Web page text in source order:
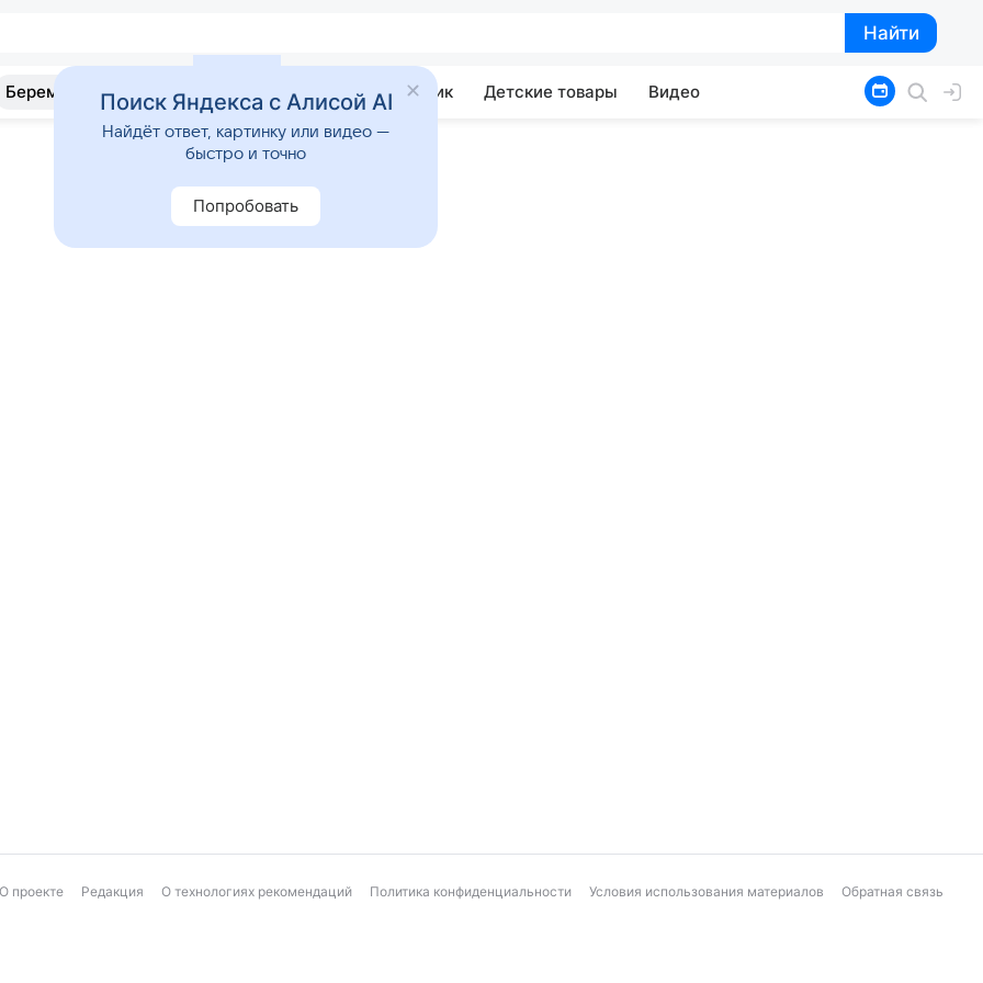
Найти
Найти
Беременность Развитие Почемучка Учебник Детские товары Видео
О проекте Редакция О технологиях рекомендаций Политика конфиденциальности Условия использования материалов Обратная связь
Поиск Яндекса с Алисой AI
Найдёт ответ, картинку или видео —
быстро и точно
Попробовать